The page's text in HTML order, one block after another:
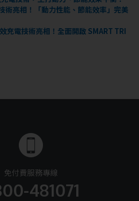
術亮相！「動力性能、節能效率」完美
充電技術亮相！全面開啟 SMART TRI
免付費服務專線
481071